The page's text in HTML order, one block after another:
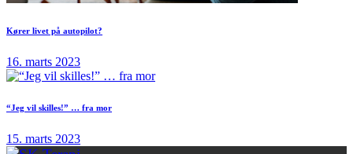
Kører livet på autopilot?
16. marts 2023
“Jeg vil skilles!” … fra mor
15. marts 2023